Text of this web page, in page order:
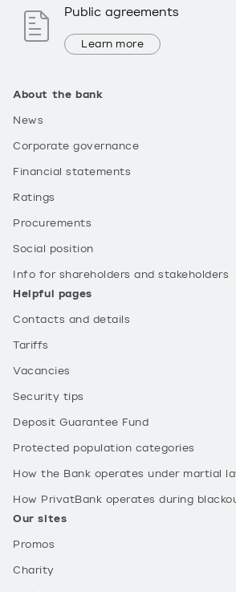
About the bank
News
Corporate governance
Financial statements
Ratings
Procurements
Social position
Info for shareholders and stakeholders
Helpful pages
Contacts and details
Tariffs
Vacancies
Security tips
Deposit Guarantee Fund
Protected population categories
How the Bank operates under martial
How PrivatBank operates during
Our sites
Promos
Charity
Public agreements
Learn more